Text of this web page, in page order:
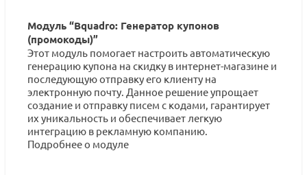
Модуль “Bquadro: Генератор купонов
(промокоды)”
Этот модуль помогает настроить автоматическую
генерацию купона на скидку в интернет-магазине и
последующую отправку его клиенту на
электронную почту. Данное решение упрощает
создание и отправку писем с кодами, гарантирует
их уникальность и обеспечивает легкую
интеграцию в рекламную компанию.
Подробнее о модуле